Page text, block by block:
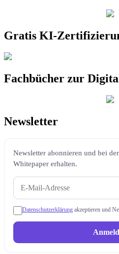
Gratis KI-
Fachbücher zur
Newsletter
Newsletter abonnieren und bei
Whitepaper erhalten.
Datenschutzerklärung akzeptieren und